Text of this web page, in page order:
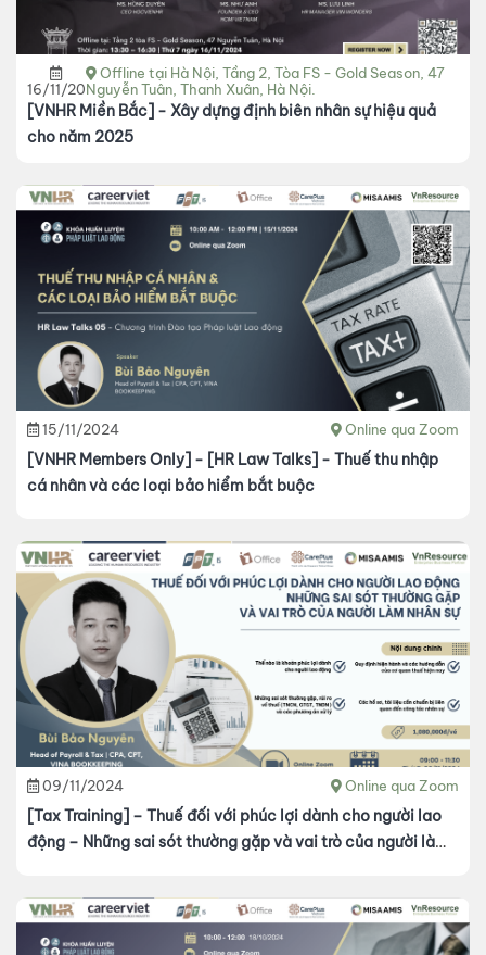
16/11/2024
Offline tại Hà Nội, Tầng 2, Tòa FS - Gold Season, 47
Nguyễn Tuân, Thanh Xuân, Hà Nội.
[VNHR Miền Bắc] - Xây dựng định biên nhân sự hiệu quả
cho năm 2025
15/11/2024 Online qua Zoom
[VNHR Members Only] - [HR Law Talks] - Thuế thu nhập
cá nhân và các loại bảo hiểm bắt buộc
09/11/2024 Online qua Zoom
[Tax Training] – Thuế đối với phúc lợi dành cho người lao
động – Những sai sót thường gặp và vai trò của người làm